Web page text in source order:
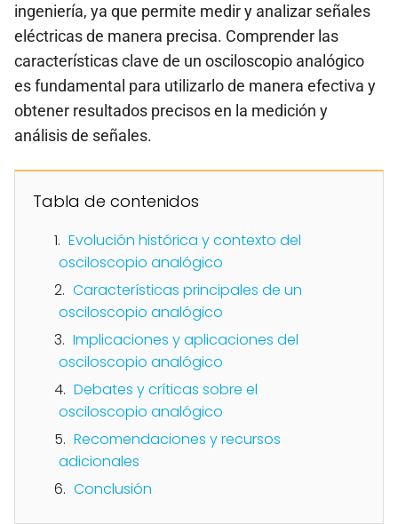
ingeniería, ya que permite medir y analizar señales
eléctricas de manera precisa. Comprender las
características clave de un osciloscopio analógico
es fundamental para utilizarlo de manera efectiva y
obtener resultados precisos en la medición y
análisis de señales.
Tabla de contenidos
Evolución histórica y contexto del
osciloscopio analógico
Características principales de un
osciloscopio analógico
Implicaciones y aplicaciones del
osciloscopio analógico
Debates y críticas sobre el
osciloscopio analógico
Recomendaciones y recursos
adicionales
Conclusión